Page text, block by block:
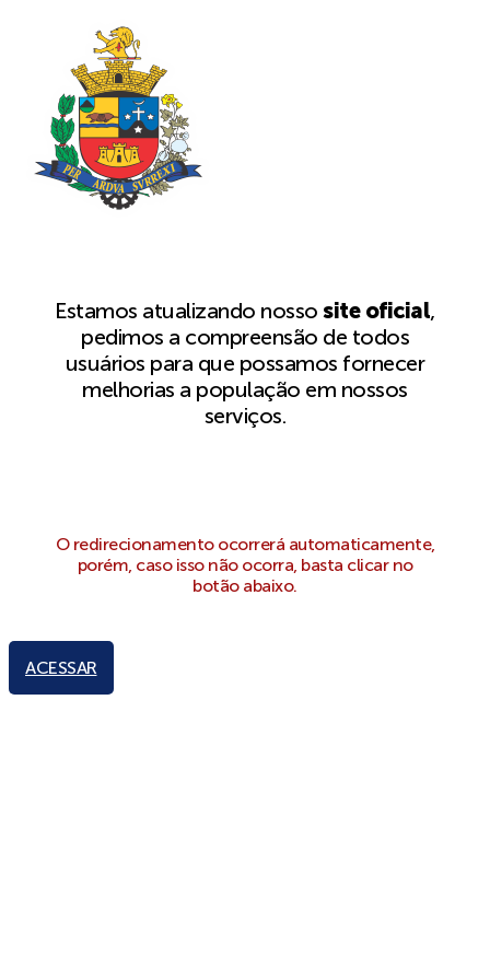
Estamos atualizando nossosite oficial,
pedimos a compreensão de todos
usuários para que possamos fornecer
melhorias a população em nossos
serviços.
O redirecionamento ocorrerá automaticamente,
porém, caso isso não ocorra, basta clicar no
botão abaixo.
ACESSAR